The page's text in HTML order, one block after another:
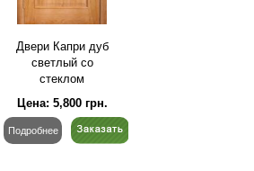
Двери Капри дуб
светлый со
стеклом
Цена: 5,800грн.
Подробнее